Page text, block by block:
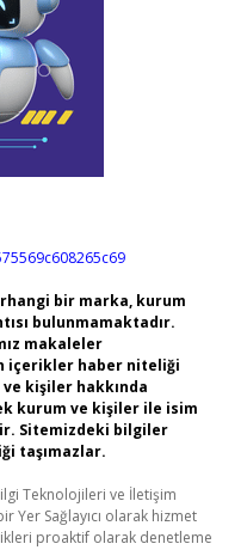
bir marka, kurum
bulunmamaktadır.
makaleler
içerikler haber niteliği
kişiler hakkında
kurum ve kişiler ile isim
Sitemizdeki bilgiler
taşımazlar.
Teknolojileri ve İletişim
Yer Sağlayıcı olarak hizmet
proaktif olarak denetleme